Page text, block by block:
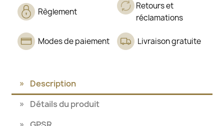
Règlement
Retours et
réclamations
Modes de paiement Livraison gratuite
Description
Détails du produit